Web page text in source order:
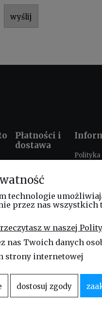
wyślij
Płatności i
dostawa
Czas i koszty
Polityka
Leasing
Blog
przez nas
w naszej
nas Twoich danych
strony internetowej
dostosuj zgody